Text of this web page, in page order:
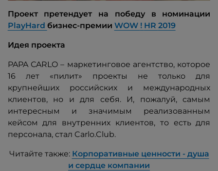
Проект претендует на победу в номинации
PlayHard бизнес-премии WOW ! HR 2019
Идея проекта
PAPA СARLO – маркетинговое агентство, которое
16 лет «пилит» проекты не только для
крупнейших российских и международных
клиентов, но и для себя. И, пожалуй, самым
интересным и значимым реализованным
кейсом для внутренних клиентов, то есть для
персонала, стал Carlo.Club.
Читайте также: Корпоративные ценности - душа
и сердце компании